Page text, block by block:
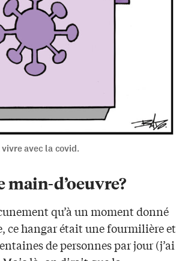
avec la covid.
main-d’oeuvre?
qu’à un moment donné
ce hangar était une fourmilière et
de personnes par jour (j’ai